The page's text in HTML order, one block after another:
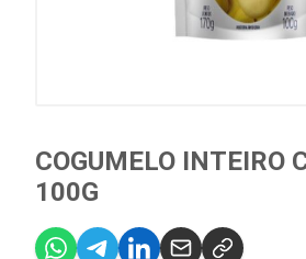
COGUMELO INTEIRO
100G